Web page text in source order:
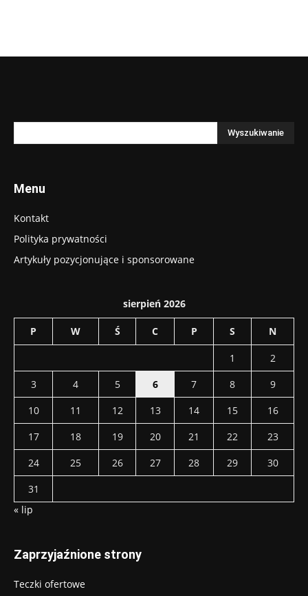
Menu
Kontakt
Polityka prywatności
Artykuły pozycjonujące i sponsorowane
sierpień 2026
P W Ś C P S N
1
2
3
4 5 6 7 8
9
10
11 12 13 14 15
16
17
18 19 20 21 22
23
24
25 26 27 28 29
30
31
« lip
Zaprzyjaźnione strony
Teczki ofertowe